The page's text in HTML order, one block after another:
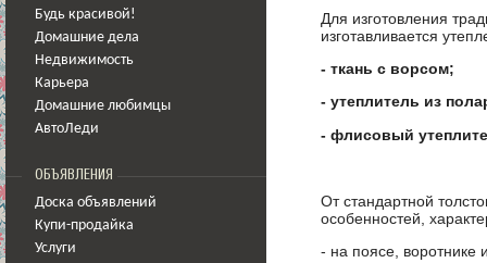
Будь красивой!
Домашние дела
Недвижимость
Карьера
Домашние любимцы
АвтоЛеди
ОБЪЯВЛЕНИЯ
Доска объявлений
Купи-продайка
Услуги
Для изготовления
изготавливается
- ткань с ворсом;
- утеплитель из
- флисовый
От стандартной
особенностей,
- на поясе, воротнике